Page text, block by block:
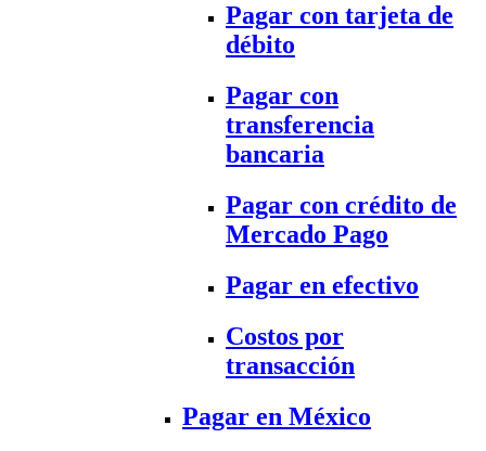
Pagar con tarjeta de
débito
Pagar con
transferencia
bancaria
Pagar con crédito de
Mercado Pago
Pagar en efectivo
Costos por
transacción
Pagar en México